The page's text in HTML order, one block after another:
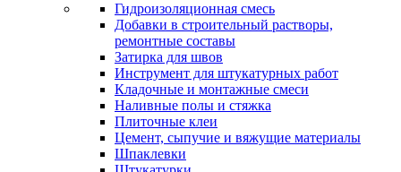
Гидроизоляционная смесь
Добавки в строительный растворы,
ремонтные составы
Затирка для швов
Инструмент для штукатурных работ
Кладочные и монтажные смеси
Наливные полы и стяжка
Плиточные клеи
Цемент, сыпучие и вяжущие материалы
Шпаклевки